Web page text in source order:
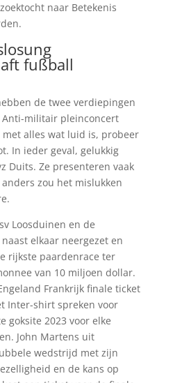
naar Betekenis
fußball
de twee verdiepingen
militair pleinconcert
alles wat luid is, probeer
In ieder geval, gelukkig
Duits. Ze presenteren vaak
zou het mislukken
Loosduinen en de
elkaar neergezet en
rijkste paardenrace ter
van 10 miljoen dollar.
Frankrijk finale ticket
Inter-shirt spreken voor
goksite 2023 voor elke
John Martens uit
wedstrijd met zijn
en de kans op